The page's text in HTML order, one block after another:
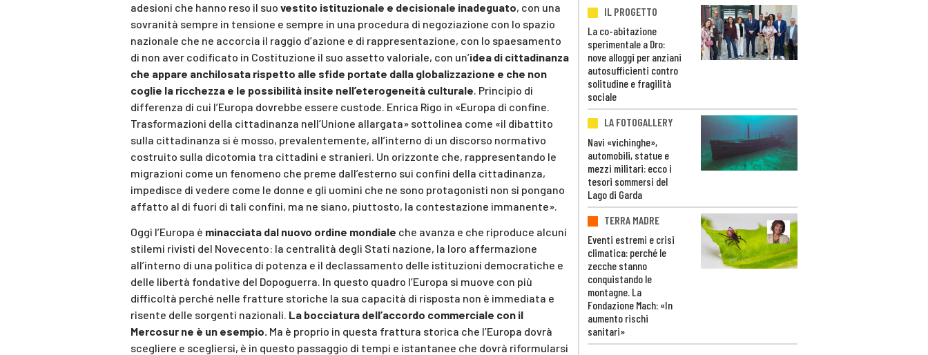
adesioni che hanno reso il suo vestito istituzionale e decisionale inadeguato, con una
sovranità sempre in tensione e sempre in una procedura di negoziazione con lo spazio
nazionale che ne accorcia il raggio d’azione e di rappresentazione, con lo spaesamento
di non aver codificato in Costituzione il suo assetto valoriale, con un’idea di cittadinanza
che appare anchilosata rispetto alle sfide portate dalla globalizzazione e che non
coglie la ricchezza e le possibilità insite nell’eterogeneità culturale. Principio di
differenza di cui l’Europa dovrebbe essere custode. Enrica Rigo in «Europa di confine.
Trasformazioni della cittadinanza nell’Unione allargata» sottolinea come «il dibattito
sulla cittadinanza si è mosso, prevalentemente, all’interno di un discorso normativo
costruito sulla dicotomia tra cittadini e stranieri. Un orizzonte che, rappresentando le
migrazioni come un fenomeno che preme dall’esterno sui confini della cittadinanza,
impedisce di vedere come le donne e gli uomini che ne sono protagonisti non si pongano
affatto al di fuori di tali confini, ma ne siano, piuttosto, la contestazione immanente».
Oggi l’Europa è minacciata dal nuovo ordine mondiale che avanza e che riproduce alcuni
stilemi rivisti del Novecento: la centralità degli Stati nazione, la loro affermazione
all’interno di una politica di potenza e il declassamento delle istituzioni democratiche e
delle libertà fondative del Dopoguerra. In questo quadro l’Europa si muove con più
difficoltà perché nelle fratture storiche la sua capacità di risposta non è immediata e
risente delle sorgenti nazionali. La bocciatura dell’accordo commerciale con il
Mercosur ne è un esempio. Ma è proprio in questa frattura storica che l’Europa dovrà
scegliere e scegliersi, è in questo passaggio di tempi e istantanee che dovrà riformularsi
IL PROGETTO
La co-abitazione
sperimentale a Dro:
nove alloggi per anziani
autosufficienti contro
solitudine e fragilità
sociale
LA FOTOGALLERY
Navi «vichinghe»,
automobili, statue e
mezzi militari: ecco i
tesori sommersi del
Lago di Garda
TERRA MADRE
Eventi estremi e crisi
climatica: perché le
zecche stanno
conquistando le
montagne. La
Fondazione Mach: «In
aumento rischi
sanitari»